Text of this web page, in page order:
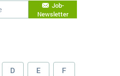
Job-
Newsletter
D E F